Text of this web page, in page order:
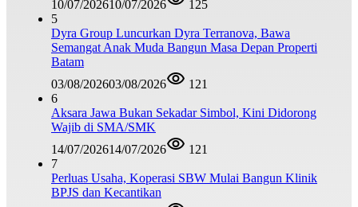
10/07/202610/07/2026
125
5
Dyra Group Luncurkan Dyra Terranova, Bawa
Semangat Anak Muda Bangun Masa Depan Properti
Batam
03/08/202603/08/2026
121
6
Aksara Jawa Bukan Sekadar Simbol, Kini Didorong
Wajib di SMA/SMK
14/07/202614/07/2026
121
7
Perluas Usaha, Koperasi SBW Mulai Bangun Klinik
BPJS dan Kecantikan